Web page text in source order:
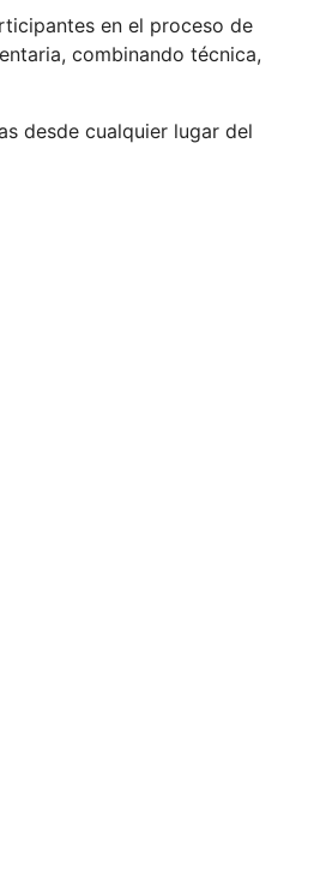
en el proceso de
combinando técnica,
desde cualquier lugar del